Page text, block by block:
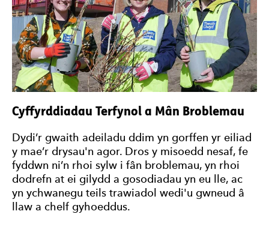
Cyffyrddiadau Terfynol a Mân Broblemau
Dydi’r gwaith adeiladu ddim yn gorffen yr eiliad
y mae’r drysau'n agor. Dros y misoedd nesaf, fe
fyddwn ni’n rhoi sylw i fân broblemau, yn rhoi
dodrefn at ei gilydd a gosodiadau yn eu lle, ac
yn ychwanegu teils trawiadol wedi'u gwneud â
llaw a chelf gyhoeddus.